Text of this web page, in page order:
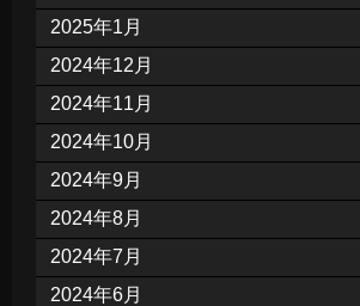
2025年1月
2024年12月
2024年11月
2024年10月
2024年9月
2024年8月
2024年7月
2024年6月